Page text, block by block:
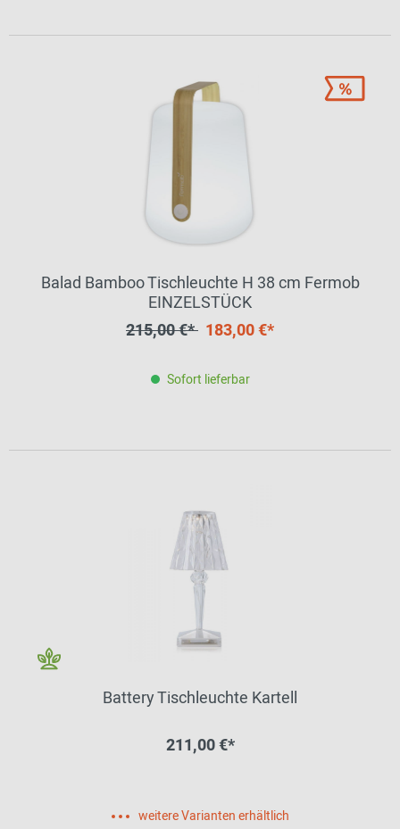
Balad Bamboo Tischleuchte H 38 cm Fermob
EINZELSTÜCK
215,00 €* 183,00 €*
Sofort lieferbar
Battery Tischleuchte Kartell
211,00 €*
weitere Varianten erhältlich